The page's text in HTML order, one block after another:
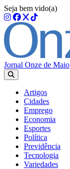
Seja bem vido(a)
Jornal Onze de Maio
Artigos
Cidades
Emprego
Economia
Esportes
Política
Previdência
Tecnologia
Variedades